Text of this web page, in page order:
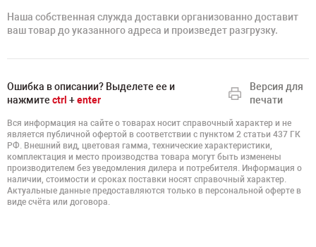
Наша собственная служда доставки организованно доставит
ваш товар до указанного адреса и произведет разгрузку.
Ошибка в описании? Выделете ее и
нажмите ctrl +enter
Версия для
печати
Вся информация на сайте о товарах носит справочный характер и не
является публичной офертой в соответствии с пунктом 2 статьи 437 ГК
РФ. Внешний вид, цветовая гамма, технические характеристики,
комплектация и место производства товара могут быть изменены
производителем без уведомления дилера и потребителя. Информация о
наличии, стоимости и сроках поставки носят справочный характер.
Актуальные данные предоставляются только в персональной оферте в
виде счёта или договора.